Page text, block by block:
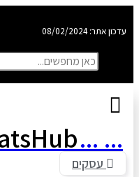
08/02/2024
...
עסקים